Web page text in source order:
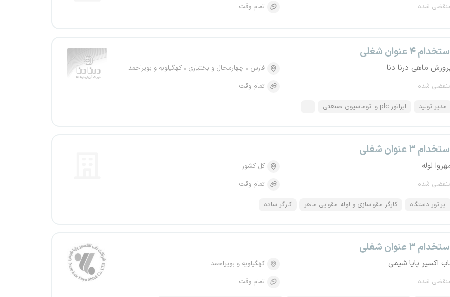
شده
تمام وقت
۴ عنوان شغلی
ماهی درنا دنا
شده
فارس چهارمحال و بختیاری
کهگیلویه و بویراحمد
تمام وقت
مدیر تولید اپراتور plc و اتوماسیون صنعتی ...
۳ عنوان شغلی
لوله
شده
کل کشور
تمام وقت
اپراتور دستگاه کارگر مقواسازی و لوله مقوایی ماهر کارگر ساده
۳ عنوان شغلی
اکسیر پایا شیمی
شده
کهگیلویه و بویراحمد
تمام وقت